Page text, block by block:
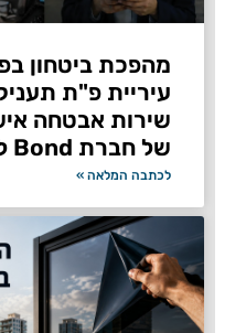
מהפכת ביטחון
עיריית פ"ת
של חברת Bond ללא עלות
לכתבה המלאה »